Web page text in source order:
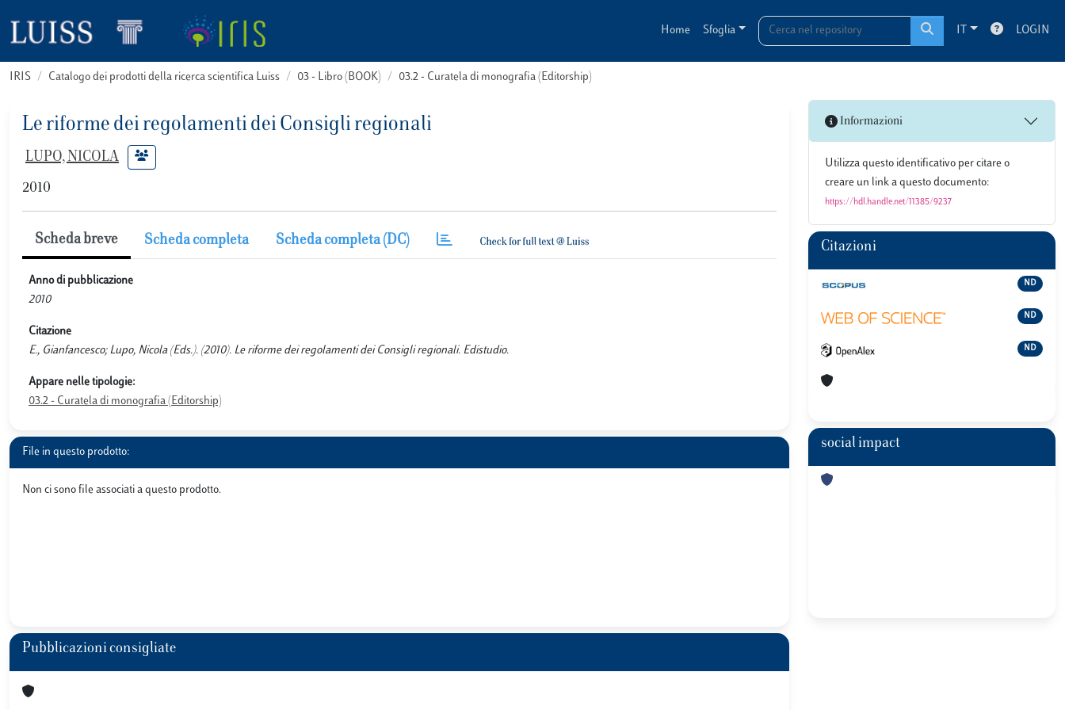
Home Sfoglia IT LOGIN
IRIS Catalogo dei prodotti della ricerca scientifica Luiss 03 - Libro (BOOK) 03.2 - Curatela di monografia (Editorship)
Le riforme dei regolamenti dei Consigli regionali
LUPO, NICOLA
2010
Scheda breve Scheda completa Scheda completa (DC)
Anno di pubblicazione
2010
Citazione
E., Gianfancesco; Lupo, Nicola (Eds.). (2010). Le riforme dei regolamenti dei Consigli regionali. Edistudio.
Appare nelle tipologie:
03.2 - Curatela di monografia (Editorship)
File in questo prodotto:
Non ci sono file associati a questo prodotto.
Pubblicazioni consigliate
Informazioni
Utilizza questo identificativo per citare o
creare un link a questo documento:
https://hdl.handle.net/11385/9237
Citazioni
ND
ND
ND
social impact